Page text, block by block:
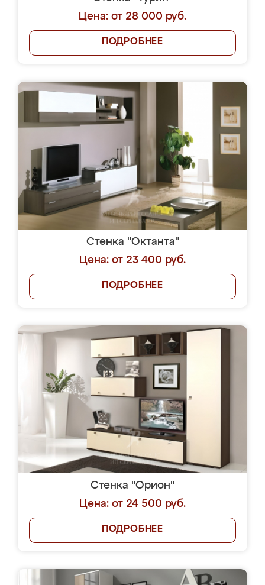
Цена: от 28 000 руб.
ПОДРОБНЕЕ
Стенка "Октанта"
Цена: от 23 400 руб.
ПОДРОБНЕЕ
Стенка "Орион"
Цена: от 24 500 руб.
ПОДРОБНЕЕ